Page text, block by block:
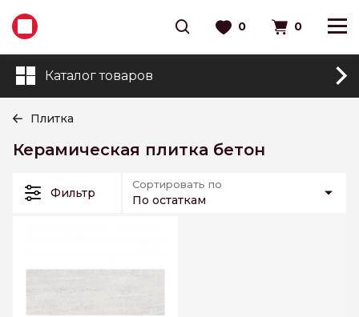
0 0
Каталог товаров
Плитка
Керамическая плитка бетон
Фильтр
Сортировать по
По остаткам